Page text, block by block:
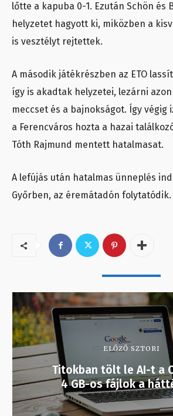
lőtte a kapuba 0-1. Ezután Schön és
helyzetet hagyott ki, miközben a
is vesztélyt rejtettek.
A második játékrészben az ETO
így is akadtak helyzetei, lezárni
meccset és a bajnokságot. Így végig
a Ferencváros hozta a hazai
Tóth Rajmund mentett hatalmasat.
A lefújás után hatalmas ünneplés
Győrben, az éremátadón folytatódik.
ELŐZŐ SZTORI
Titokban tölt le AI-t a
4 GB-os fájlok a